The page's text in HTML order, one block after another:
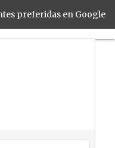
preferidas en Google